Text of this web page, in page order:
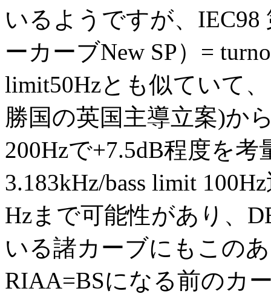
いるようですが、IEC98
ーカーブNew SP）=
limit50Hzとも似ていて
勝国の英国主導立案)か
200Hzで+7.5dB程度を
3.183kHz/bass limit
Hzまで可能性があり、
いる諸カーブにもこの
RIAA=BSになる前のカ